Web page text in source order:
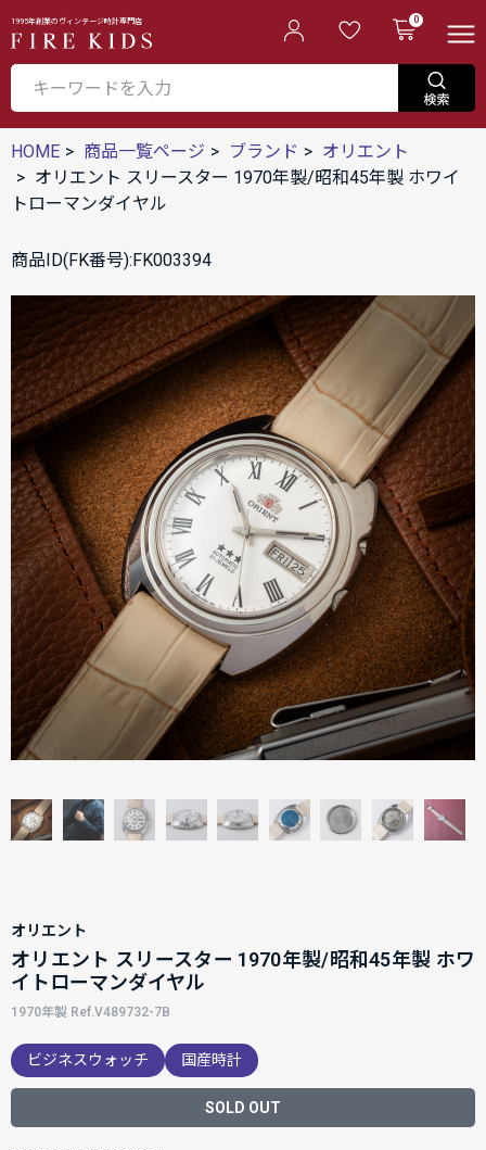
1995年創業のヴィンテージ時計専門店 0
HOME 商品一覧ページ ブランド
オリエント
オリエント スリースター 1970年製/昭和45年製 ホワイ
トローマンダイヤル
商品ID(FK番号):FK003394
オリエント
オリエント スリースター 1970年製/昭和45年製 ホワ
イトローマンダイヤル
1970年製 Ref.V489732-7B
ビジネスウォッチ 国産時計
SOLD OUT